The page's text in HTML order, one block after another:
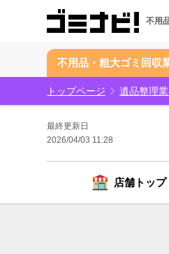
不用
不用品・粗大ゴミ回収
トップページ 遺品整理
最終更新日
2026/04/03 11:28
店舗トップ